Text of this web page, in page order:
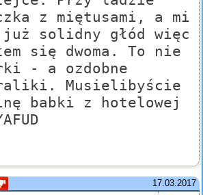
z miętusami, a mi
już solidny głód więc
się dwoma. To nie
- a ozdobne
Musielibyście
babki z hotelowej
17.03.2017